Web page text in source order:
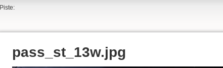
Piste:
pass_st_13w.jpg